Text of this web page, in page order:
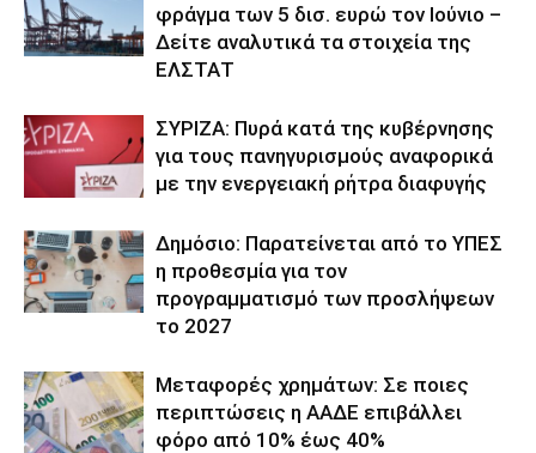
φράγμα των 5 δισ. ευρώ τον Ιούνιο –
Δείτε αναλυτικά τα στοιχεία της
ΕΛΣΤΑΤ
ΣΥΡΙΖΑ: Πυρά κατά της κυβέρνησης
για τους πανηγυρισμούς αναφορικά
με την ενεργειακή ρήτρα διαφυγής
Δημόσιο: Παρατείνεται από το ΥΠΕΣ
η προθεσμία για τον
προγραμματισμό των προσλήψεων
το 2027
Μεταφορές χρημάτων: Σε ποιες
περιπτώσεις η ΑΑΔΕ επιβάλλει
φόρο από 10% έως 40%